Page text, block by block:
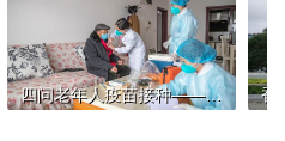
四问老年人疫苗接种——来自疫情防控一线的调查报告